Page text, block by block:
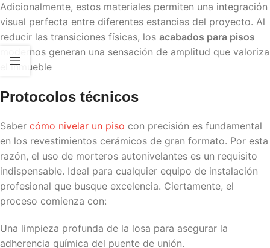
Adicionalmente, estos materiales permiten una integración
visual perfecta entre diferentes estancias del proyecto. Al
reducir las transiciones físicas, los acabados para pisos
modernos generan una sensación de amplitud que valoriza
el inmueble
Protocolos técnicos
Saber cómo nivelar un piso con precisión es fundamental
en los revestimientos cerámicos de gran formato. Por esta
razón, el uso de morteros autonivelantes es un requisito
indispensable. Ideal para cualquier equipo de instalación
profesional que busque excelencia. Ciertamente, el
proceso comienza con:
Una limpieza profunda de la losa para asegurar la
adherencia química del puente de unión.